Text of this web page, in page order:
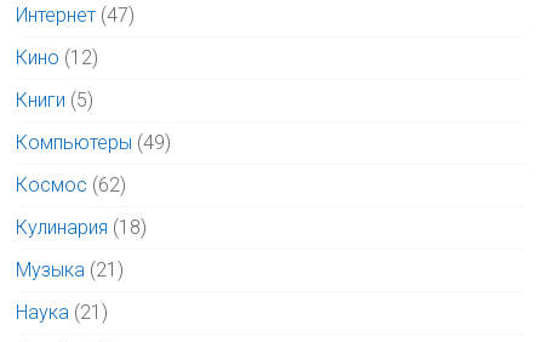
Интернет (47)
Кино (12)
Книги (5)
Компьютеры (49)
Космос (62)
Кулинария (18)
Музыка (21)
Наука (21)